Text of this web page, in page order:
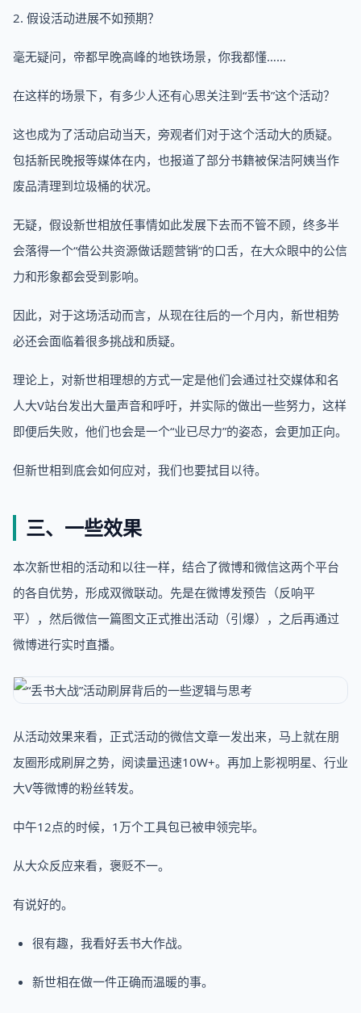
2. 假设活动进展不如预期？
毫无疑问，帝都早晚高峰的地铁场景，你我都懂……
在这样的场景下，有多少人还有心思关注到“丢书”这个活动？
这也成为了活动启动当天，旁观者们对于这个活动大的质疑。
包括新民晚报等媒体在内，也报道了部分书籍被保洁阿姨当作
废品清理到垃圾桶的状况。
无疑，假设新世相放任事情如此发展下去而不管不顾，终多半
会落得一个“借公共资源做话题营销”的口舌，在大众眼中的公信
力和形象都会受到影响。
因此，对于这场活动而言，从现在往后的一个月内，新世相势
必还会面临着很多挑战和质疑。
理论上，对新世相理想的方式一定是他们会通过社交媒体和名
人大V站台发出大量声音和呼吁，并实际的做出一些努力，这样
即便后失败，他们也会是一个“业已尽力”的姿态，会更加正向。
但新世相到底会如何应对，我们也要拭目以待。
三、一些效果
本次新世相的活动和以往一样，结合了微博和微信这两个平台
的各自优势，形成双微联动。先是在微博发预告（反响平
平），然后微信一篇图文正式推出活动（引爆），之后再通过
微博进行实时直播。
从活动效果来看，正式活动的微信文章一发出来，马上就在朋
友圈形成刷屏之势，阅读量迅速10W+。再加上影视明星、行业
大V等微博的粉丝转发。
中午12点的时候，1万个工具包已被申领完毕。
从大众反应来看，褒贬不一。
有说好的。
很有趣，我看好丢书大作战。
新世相在做一件正确而温暖的事。